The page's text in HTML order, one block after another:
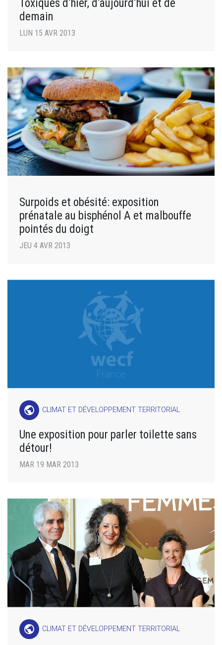
Toxiques d’hier, d’aujourd’hui et de
demain
LUN 15 AVR 2013
Surpoids et obésité: exposition
prénatale au bisphénol A et malbouffe
pointés du doigt
JEU 4 AVR 2013
public CLIMAT ET DÉVELOPPEMENT TERRITORIAL
Une exposition pour parler toilette sans
détour!
MAR 19 MAR 2013
public CLIMAT ET DÉVELOPPEMENT TERRITORIAL